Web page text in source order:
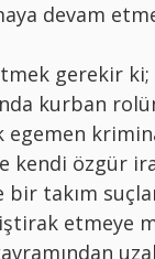
devam
gerekir ki;
kurban
egemen
kendi özgür
takım
etmeye